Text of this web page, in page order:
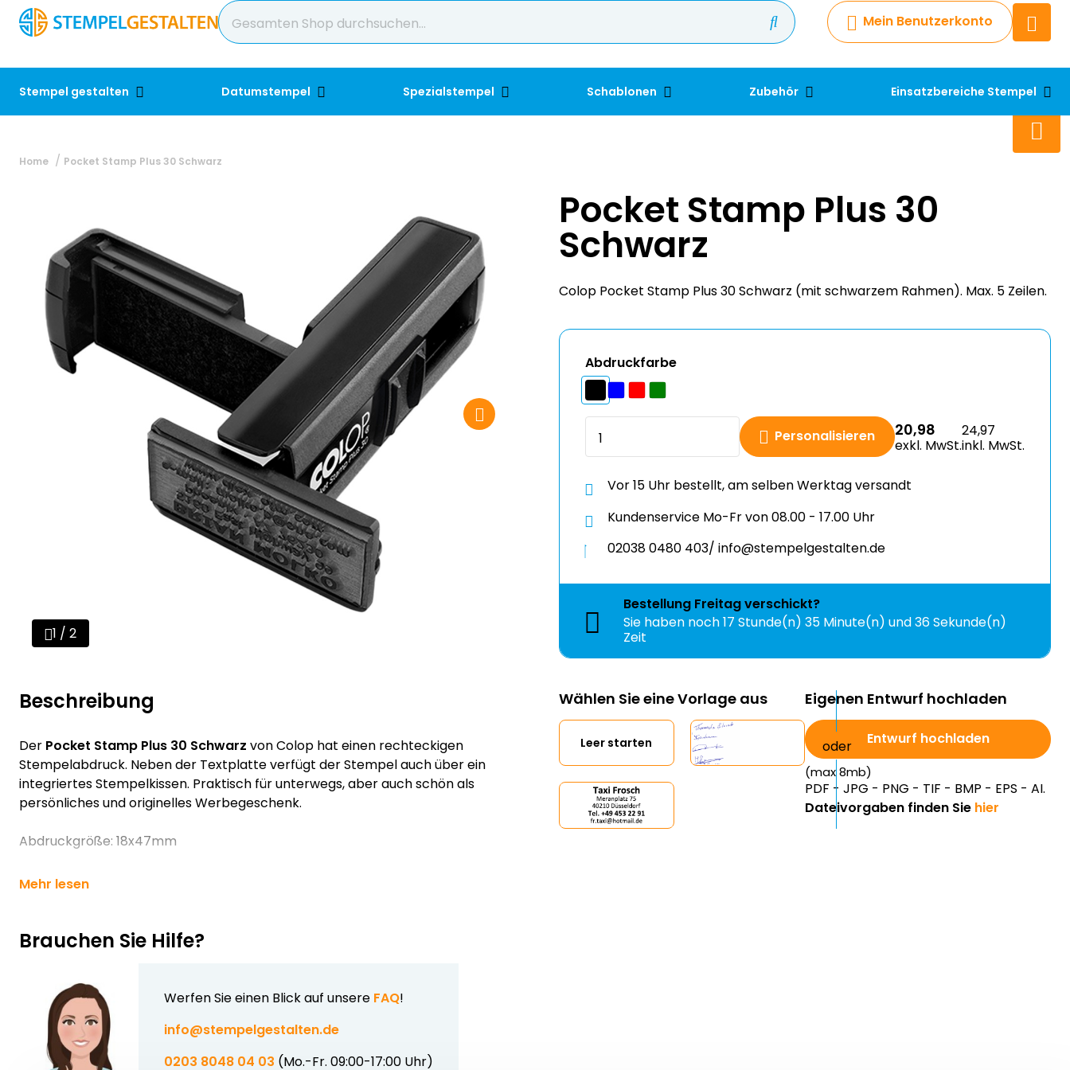
Mein Benutzerkonto
Stempel gestalten Datumstempel Spezialstempel Schablonen Zubehör Einsatzbereiche Stempel
Chatbot
Chatten Sie 24/7 mit unserem
+49 2038 0480 403
Home Pocket Stamp Plus 30 Schwarz
1 / 2
Beschreibung
Der Pocket Stamp Plus 30 Schwarz von Colop hat einen rechteckigen
Stempelabdruck. Neben der Textplatte verfügt der Stempel auch über ein
integriertes Stempelkissen. Praktisch für unterwegs, aber auch schön als
persönliches und originelles Werbegeschenk.
Abdruckgröße: 18x47mm
Mehr lesen
Brauchen Sie Hilfe?
Werfen Sie einen Blick auf unsere FAQ!
info@stempelgestalten.de
0203 8048 04 03 (Mo.-Fr. 09:00-17:00 Uhr)
Pocket Stamp Plus 30
Schwarz
Colop Pocket Stamp Plus 30 Schwarz (mit schwarzem Rahmen). Max. 5 Zeilen.
Abdruckfarbe
Personalisieren 20,98
exkl. MwSt.
24,97
inkl. MwSt.
Vor 15 Uhr bestellt, am selben Werktag versandt
Kundenservice Mo-Fr von 08.00 - 17.00 Uhr
02038 0480 403/ info@stempelgestalten.de
Bestellung Freitagverschickt?
Sie haben noch17 Stunde(n) 35 Minute(n) und 35 Sekunde(n)
Zeit
Wählen Sie eine Vorlage aus
Leer starten
Eigenen Entwurf hochladen
Entwurf hochladen
(max 8mb)
PDF - JPG - PNG - TIF - BMP - EPS - AI.
Dateivorgaben finden Sie hier